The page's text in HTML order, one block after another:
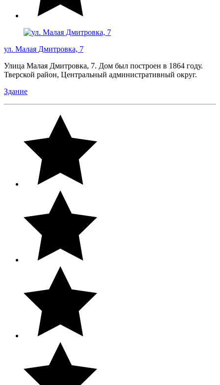
ул. Малая Дмитровка, 7
Улица Малая Дмитровка, 7. Дом был построен в 1864 году.
Тверской район, Центральный административный округ.
Здание